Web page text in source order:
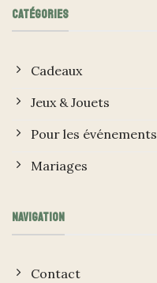
CATÉGORIES
Cadeaux
Jeux & Jouets
Pour les événements
Mariages
NAVIGATION
Contact